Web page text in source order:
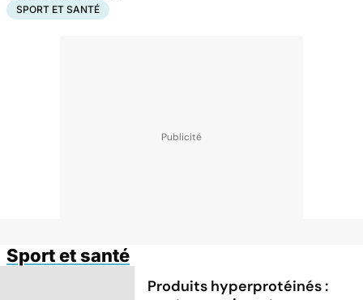
SPORT ET SANTÉ
Sport et santé
Produits hyperprotéinés :